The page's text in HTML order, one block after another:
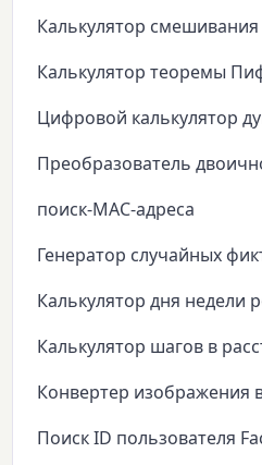
Калькулятор смешивания
Калькулятор теоремы
Цифровой калькулятор
Преобразователь
поиск-MAC-адреса
Генератор случайных
Калькулятор дня недели
Калькулятор шагов в
Конвертер изображения
Поиск ID пользователя